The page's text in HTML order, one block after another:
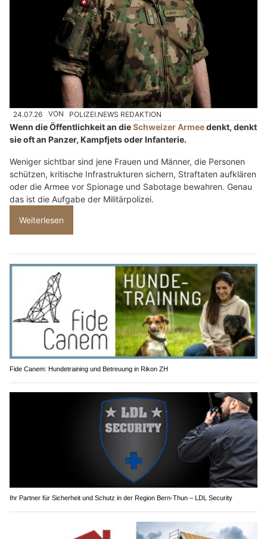
24.07.26 VON POLIZEI.NEWS REDAKTION
Wenn die Öffentlichkeit an dieSchweizer Armeedenkt, denkt
sie oft an Panzer, Kampfjets oder Infanterie.
Weniger sichtbar sind jene Frauen und Männer, die Personen
schützen, kritische Infrastrukturen sichern, Straftaten aufklären
oder die Armee vor Spionage und Sabotage bewahren. Genau
das ist die Aufgabe der Militärpolizei.
Weiterlesen
Fide Canem: Hundetraining und Betreuung in Rikon ZH
Ihr Partner für Sicherheit und Schutz in der Region Bern-Thun – LDL Security